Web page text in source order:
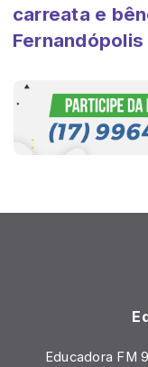
carreata e
Fernandópolis
Educadora FM